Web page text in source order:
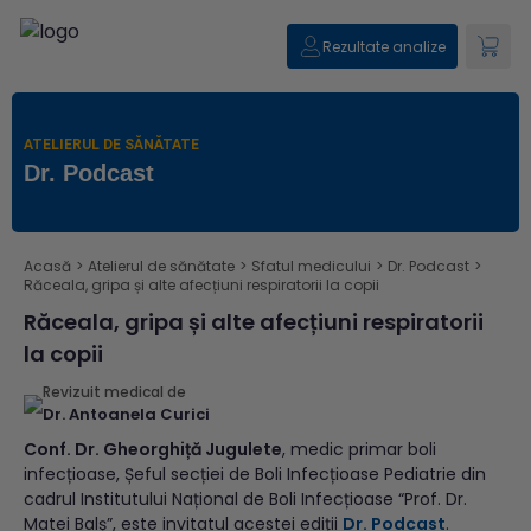
Rezultate analize
ATELIERUL DE SĂNĂTATE
Dr. Podcast
Acasă > Atelierul de sănătate > Sfatul medicului > Dr. Podcast >
Răceala, gripa și alte afecțiuni respiratorii la copii
Răceala, gripa și alte afecțiuni respiratorii
la copii
Revizuit medical de
Dr. Antoanela Curici
Conf. Dr. Gheorghiță Jugulete, medic primar boli
infecțioase, Șeful secției de Boli Infecțioase Pediatrie din
cadrul Institutului Național de Boli Infecțioase “Prof. Dr.
Matei Balș”, este invitatul acestei ediții Dr. Podcast.